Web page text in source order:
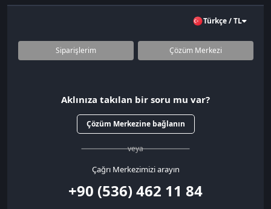
Türkçe / TL
Siparişlerim Çözüm Merkezi
Aklınıza takılan bir soru mu var?
Çözüm Merkezine bağlanın
veya
Çağrı Merkezimizi arayın
+90 (536) 462 11 84